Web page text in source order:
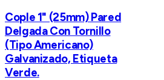
Cople 1" (25mm) Pared
Delgada Con Tornillo
(Tipo Americano)
Galvanizado, Etiqueta
Verde.